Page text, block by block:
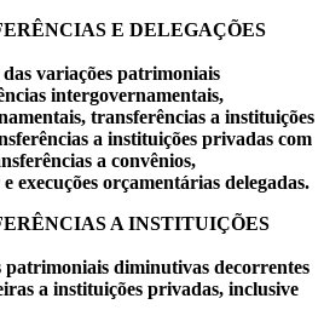
E DELEGAÇÕES
variações patrimoniais
intergovernamentais,
transferências a instituições
a instituições privadas com
a convênios,
execuções orçamentárias delegadas.
A INSTITUIÇÕES
patrimoniais diminutivas decorrentes
a instituições privadas, inclusive